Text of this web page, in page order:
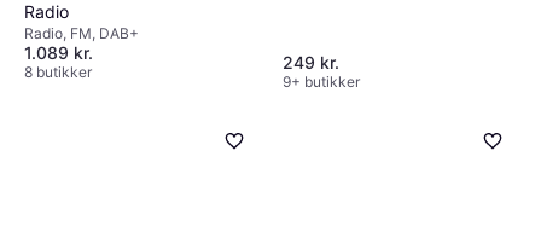
Radio
Radio, FM, DAB+
1.089 kr.
8 butikker 249 kr.
9+ butikker